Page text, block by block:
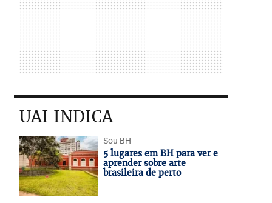
UAI INDICA
Sou BH
5 lugares em BH para ver e
aprender sobre arte
brasileira de perto